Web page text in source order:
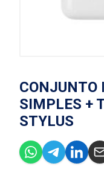
CONJUNTO
SIMPLES +
STYLUS